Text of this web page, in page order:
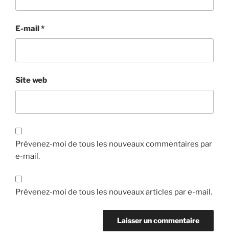
E-mail*
Site web
Prévenez-moi de tous les nouveaux commentaires par
e-mail.
Prévenez-moi de tous les nouveaux articles par e-mail.